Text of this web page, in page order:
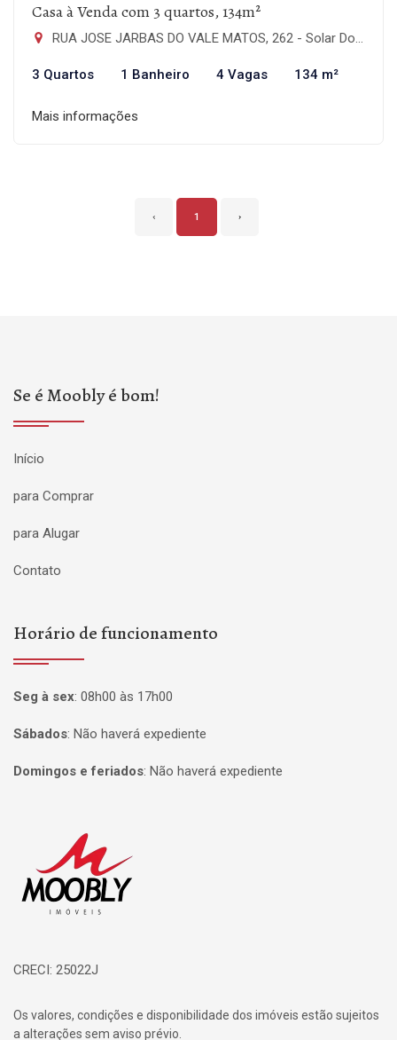
Casa à Venda com 3 quartos, 134m²
RUA JOSE JARBAS DO VALE MATOS, 262 - Solar Do Campo, Campo Bom-RS
3 Quartos 1 Banheiro 4 Vagas 134 m²
Mais informações
‹ 1 ›
Se é Moobly é bom!
Início
para Comprar
para Alugar
Contato
Horário de funcionamento
Seg à sex: 08h00 às 17h00
Sábados: Não haverá expediente
Domingos e feriados: Não haverá expediente
CRECI: 25022J
Os valores, condições e disponibilidade dos imóveis estão sujeitos
a alterações sem aviso prévio.